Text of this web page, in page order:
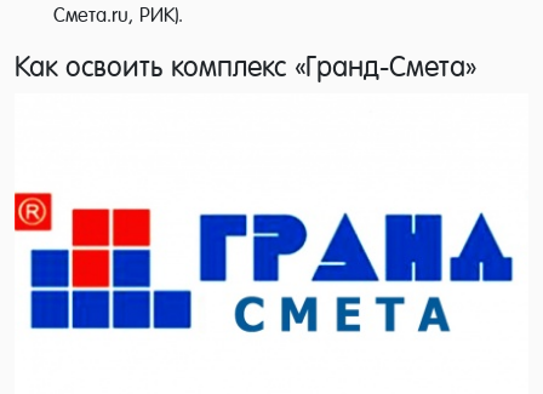
Смета.ru, РИК).
Как освоить комплекс «Гранд-Смета»